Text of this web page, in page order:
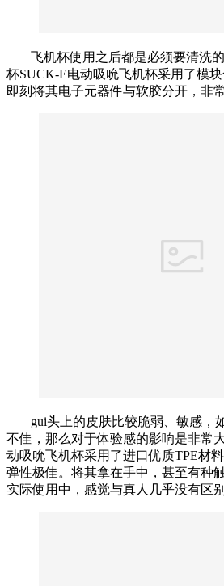
飞机杯使用之后都是必须要清洗
杯SUCK-E电动吸吮飞机杯采用了模
即刻将其电子元器件与软胶分开，非
gui头上的皮肤比较脆弱、敏感，
不佳，那么对于体验感的影响是非常
动吸吮飞机杯采用了进口优质TPE材
弹性极佳。将其拿在手中，甚至有种
实际使用中，感觉与真人几乎没有区